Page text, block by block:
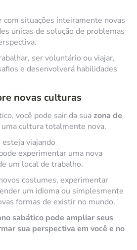
com situações inteiramente novas
únicas de solução de problemas
ser voluntário ou viajar,
e desenvolverá habilidades
novas culturas
você pode sair da suazona de
cultura totalmente nova.
viajando
experimentar uma nova
um local de trabalho.
costumes, experimentar
um idioma ou simplesmente
formas de existir no mundo.
sabático pode ampliar seus
sua perspectiva em você e no